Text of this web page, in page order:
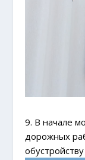
9. В начале
дорожных